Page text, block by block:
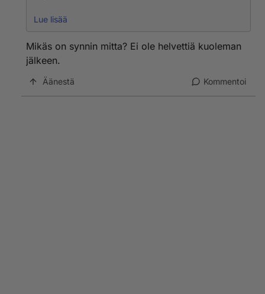
Koko kristin uskohan on syntynyt siitä kun ihminen
Siinä on se lupaus meille kristityille koska kaikki ihmiset
pelkää kuolemaa. Me uskomme saavamme
kuolemattomuuden olemalla kilttejä täällä
varsinaisessa elämässämme. Ja jos olet tuhma niin
sinua grillataan helvetissä sitten kun kuolet. Siinä koko
Lue lisää
Mikäs on synnin mitta? Ei ole helvettiä kuoleman
jälkeen.
Äänestä Kommentoi